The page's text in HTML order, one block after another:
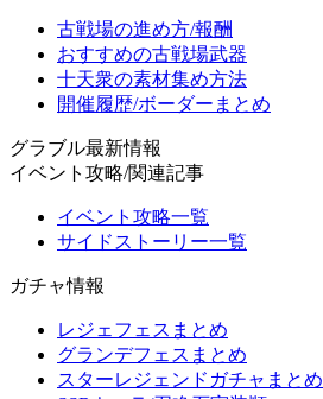
古戦場の進め方/報酬
おすすめの古戦場武器
十天衆の素材集め方法
開催履歴/ボーダーまとめ
グラブル最新情報
イベント攻略/関連記事
イベント攻略一覧
サイドストーリー一覧
ガチャ情報
レジェフェスまとめ
グランデフェスまとめ
スターレジェンドガチャまとめ